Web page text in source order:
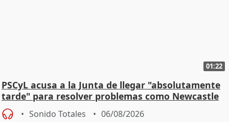
01:22
PSCyL acusa a la Junta de llegar "absolutamente
tarde" para resolver problemas como Newcastle
Sonido Totales 06/08/2026